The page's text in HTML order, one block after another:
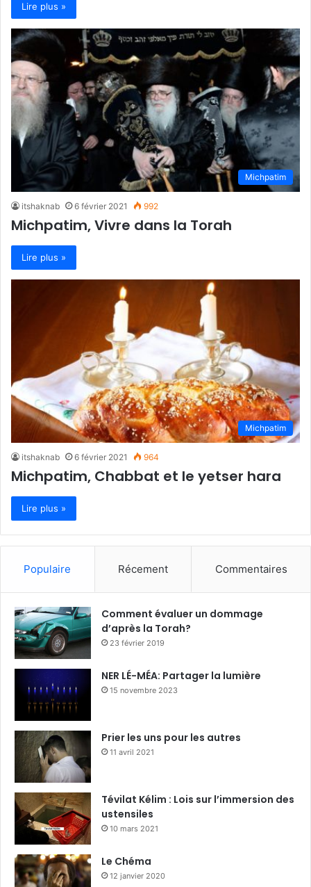
Lire plus »
Michpatim
itshaknab 6 février 2021 992
Michpatim, Vivre dans la Torah
Lire plus »
Michpatim
itshaknab 6 février 2021 964
Michpatim, Chabbat et le yetser hara
Lire plus »
Populaire Récement Commentaires
Comment évaluer un dommage
d’après la Torah?
23 février 2019
NER LÉ-MÉA: Partager la lumière
15 novembre 2023
Prier les uns pour les autres
11 avril 2021
Tévilat Kélim : Lois sur l’immersion des
ustensiles
10 mars 2021
Le Chéma
12 janvier 2020